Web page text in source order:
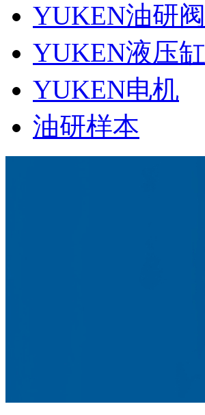
YUKEN油研阀
YUKEN液压缸
YUKEN电机
油研样本